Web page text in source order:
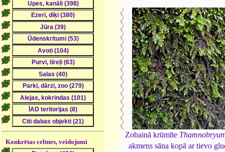
Konkrētas celtnes, veidojumi
Zobainā krūmīte
akmens sāna kopā ar tievo